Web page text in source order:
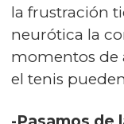
la frustración
neurótica la
momentos de
el tenis